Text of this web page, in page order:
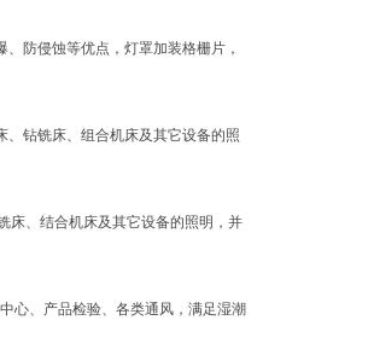
防侵蚀等优点，灯罩加装格栅片，
、钻铣床、组合机床及其它设备的照
床、结合机床及其它设备的照明，并
心、产品检验、各类通风，满足湿潮